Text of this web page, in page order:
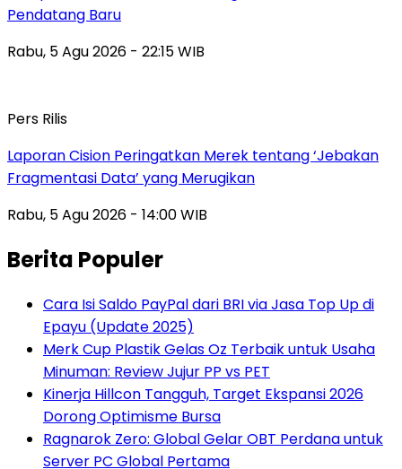
Pendatang Baru
Rabu, 5 Agu 2026 - 22:15 WIB
Pers Rilis
Laporan Cision Peringatkan Merek tentang ‘Jebakan
Fragmentasi Data’ yang Merugikan
Rabu, 5 Agu 2026 - 14:00 WIB
Berita Populer
Cara Isi Saldo PayPal dari BRI via Jasa Top Up di
Epayu (Update 2025)
Merk Cup Plastik Gelas Oz Terbaik untuk Usaha
Minuman: Review Jujur PP vs PET
Kinerja Hillcon Tangguh, Target Ekspansi 2026
Dorong Optimisme Bursa
Ragnarok Zero: Global Gelar OBT Perdana untuk
Server PC Global Pertama